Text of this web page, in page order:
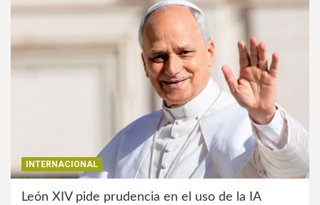
INTERNACIONAL
León XIV pide prudencia en el uso de la IA